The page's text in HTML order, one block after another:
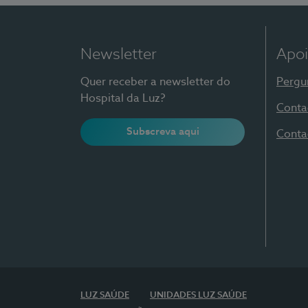
Newsletter
Quer receber a newsletter do
Hospital da Luz?
Subscreva aqui
LUZ SAÚDE UNIDADES LUZ SAÚDE